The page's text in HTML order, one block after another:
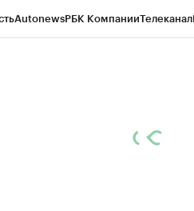
AutonewsРБК КомпанииТелеканал